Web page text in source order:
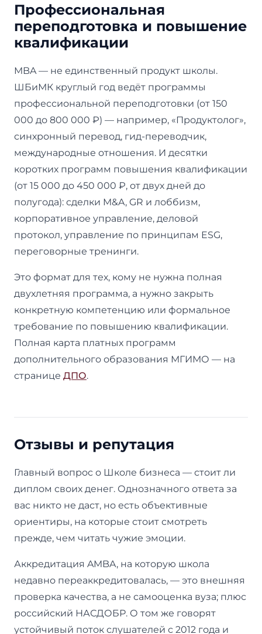
Профессиональная
переподготовка и повышение
квалификации
MBA — не единственный продукт школы.
ШБиМК круглый год ведёт программы
профессиональной переподготовки (от 150
000 до 800 000 ₽) — например, «Продуктолог»,
синхронный перевод, гид-переводчик,
международные отношения. И десятки
коротких программ повышения квалификации
(от 15 000 до 450 000 ₽, от двух дней до
полугода): сделки M&A, GR и лоббизм,
корпоративное управление, деловой
протокол, управление по принципам ESG,
переговорные тренинги.
Это формат для тех, кому не нужна полная
двухлетняя программа, а нужно закрыть
конкретную компетенцию или формальное
требование по повышению квалификации.
Полная карта платных программ
дополнительного образования МГИМО — на
странице ДПО.
Отзывы и репутация
Главный вопрос о Школе бизнеса — стоит ли
диплом своих денег. Однозначного ответа за
вас никто не даст, но есть объективные
ориентиры, на которые стоит смотреть
прежде, чем читать чужие эмоции.
Аккредитация AMBA, на которую школа
недавно переаккредитовалась, — это внешняя
проверка качества, а не самооценка вуза; плюс
российский НАСДОБР. О том же говорят
устойчивый поток слушателей с 2012 года и